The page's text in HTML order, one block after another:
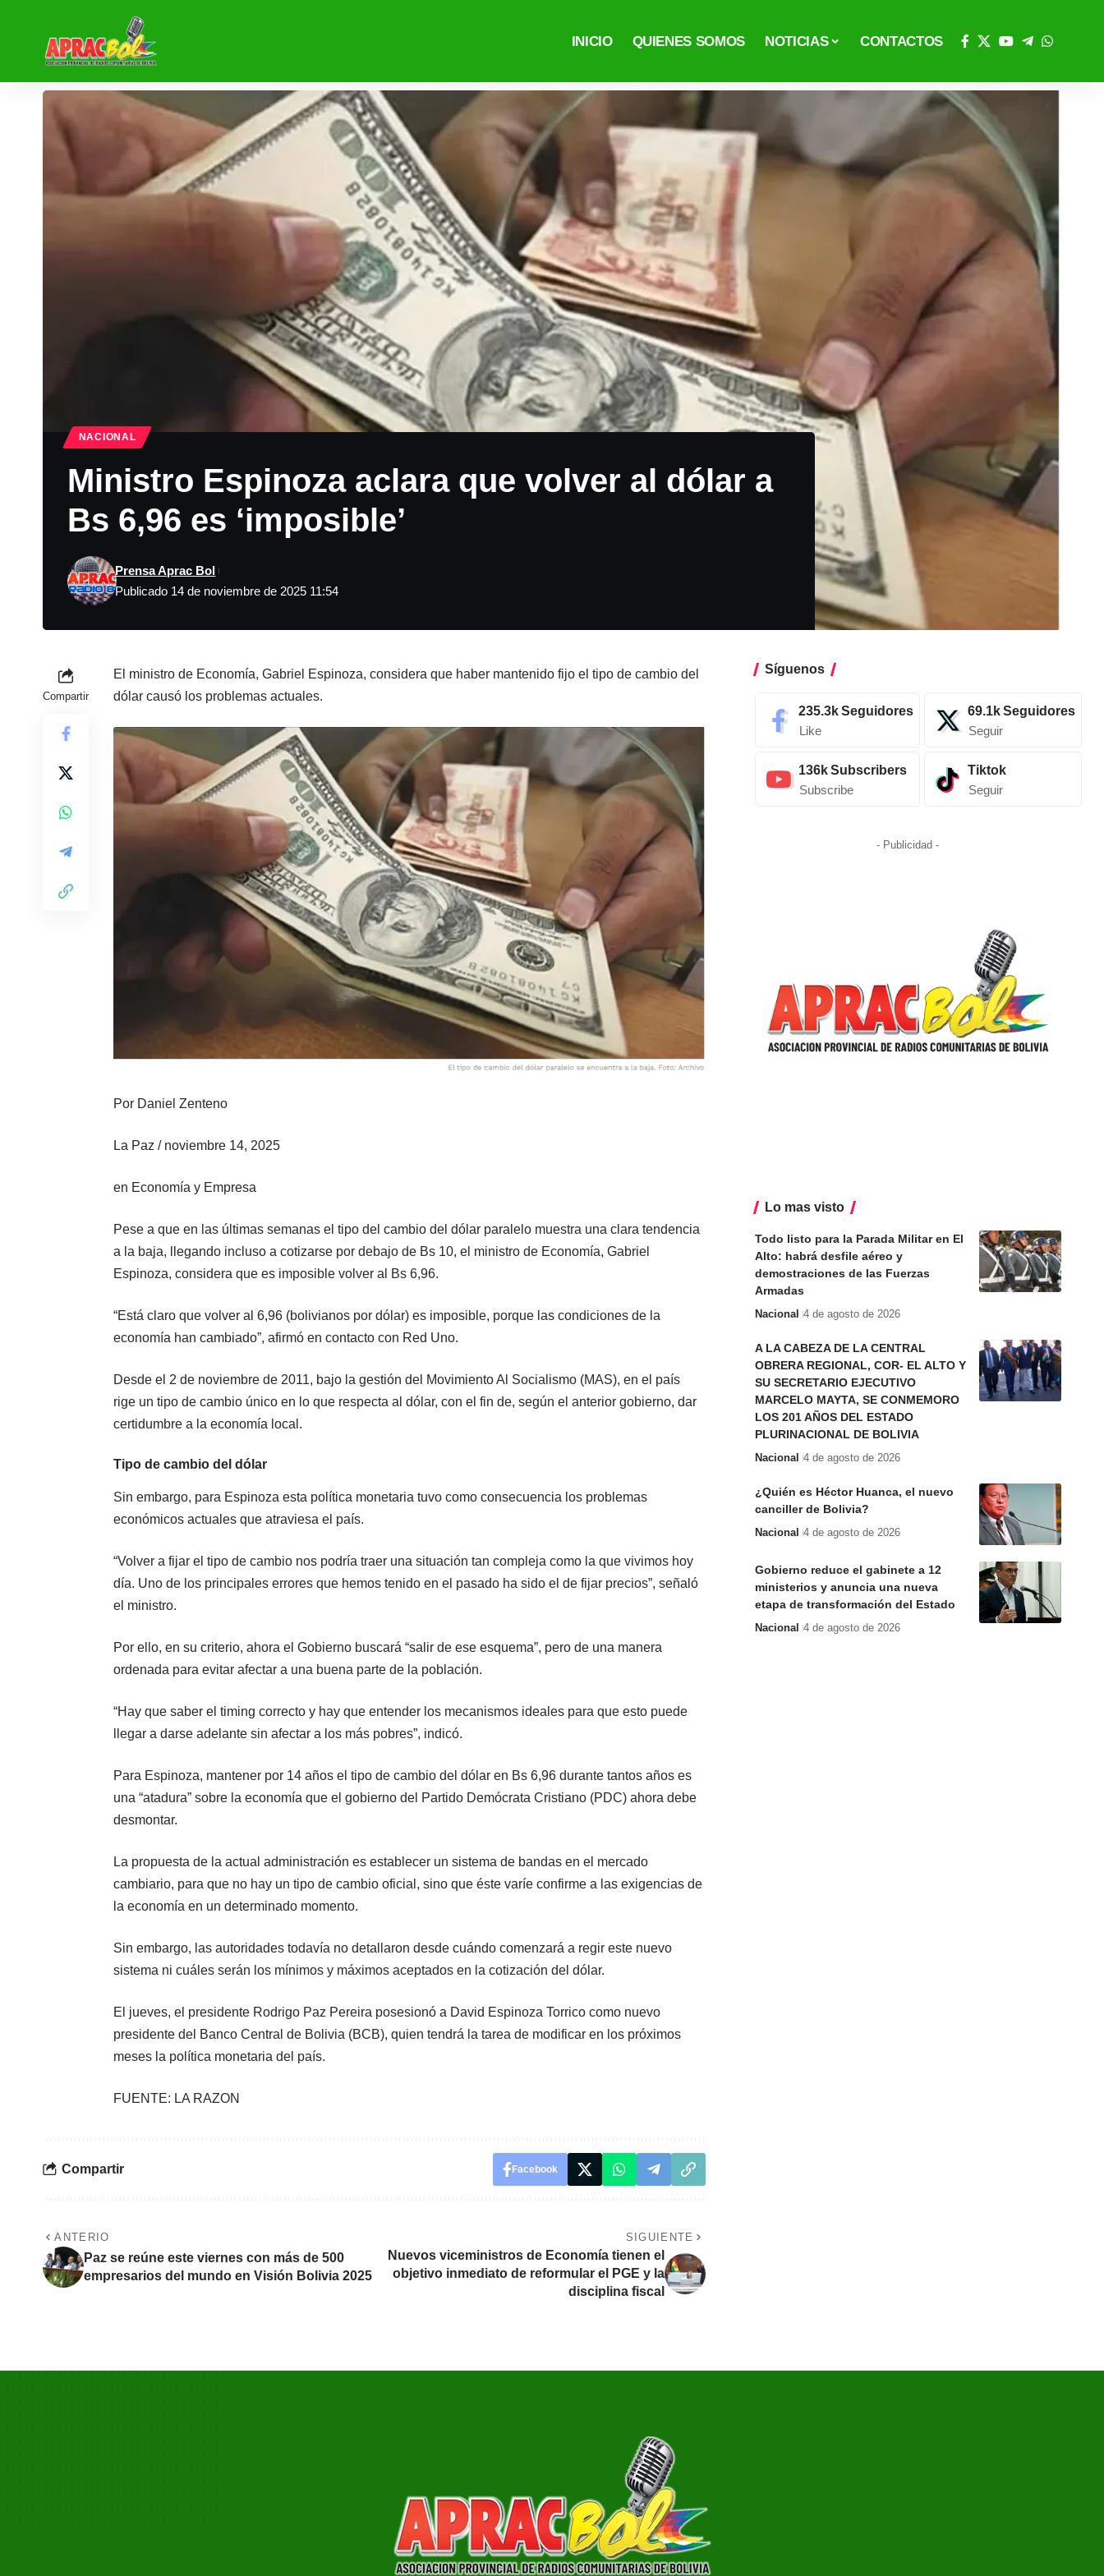
INICIO QUIENES SOMOS NOTICIAS CONTACTOS
NACIONAL
Ministro Espinoza aclara que volver al dólar a
Bs 6,96 es ‘imposible’
Publicado 14 de noviembre de 2025 11:54
Prensa Aprac Bol
Compartir
El ministro de Economía, Gabriel Espinoza, considera que haber mantenido fijo el tipo de cambio del
dólar causó los problemas actuales.
Por Daniel Zenteno
La Paz / noviembre 14, 2025
en Economía y Empresa
Pese a que en las últimas semanas el tipo del cambio del dólar paralelo muestra una clara tendencia
a la baja, llegando incluso a cotizarse por debajo de Bs 10, el ministro de Economía, Gabriel
Espinoza, considera que es imposible volver al Bs 6,96.
“Está claro que volver al 6,96 (bolivianos por dólar) es imposible, porque las condiciones de la
economía han cambiado”, afirmó en contacto con Red Uno.
Desde el 2 de noviembre de 2011, bajo la gestión del Movimiento Al Socialismo (MAS), en el país
rige un tipo de cambio único en lo que respecta al dólar, con el fin de, según el anterior gobierno, dar
certidumbre a la economía local.
Tipo de cambio del dólar
Sin embargo, para Espinoza esta política monetaria tuvo como consecuencia los problemas
económicos actuales que atraviesa el país.
“Volver a fijar el tipo de cambio nos podría traer una situación tan compleja como la que vivimos hoy
día. Uno de los principales errores que hemos tenido en el pasado ha sido el de fijar precios”, señaló
el ministro.
Por ello, en su criterio, ahora el Gobierno buscará “salir de ese esquema”, pero de una manera
ordenada para evitar afectar a una buena parte de la población.
“Hay que saber el timing correcto y hay que entender los mecanismos ideales para que esto puede
llegar a darse adelante sin afectar a los más pobres”, indicó.
Para Espinoza, mantener por 14 años el tipo de cambio del dólar en Bs 6,96 durante tantos años es
una “atadura” sobre la economía que el gobierno del Partido Demócrata Cristiano (PDC) ahora debe
desmontar.
La propuesta de la actual administración es establecer un sistema de bandas en el mercado
cambiario, para que no hay un tipo de cambio oficial, sino que éste varíe confirme a las exigencias de
la economía en un determinado momento.
Sin embargo, las autoridades todavía no detallaron desde cuándo comenzará a regir este nuevo
sistema ni cuáles serán los mínimos y máximos aceptados en la cotización del dólar.
El jueves, el presidente Rodrigo Paz Pereira posesionó a David Espinoza Torrico como nuevo
presidente del Banco Central de Bolivia (BCB), quien tendrá la tarea de modificar en los próximos
meses la política monetaria del país.
FUENTE: LA RAZON
Compartir Facebook
ANTERIO
Paz se reúne este viernes con más de 500
empresarios del mundo en Visión Bolivia 2025
SIGUIENTE
Nuevos viceministros de Economía tienen el
objetivo inmediato de reformular el PGE y la
disciplina fiscal
Síguenos
235.3kSeguidores
Like
69.1kSeguidores
Seguir
136kSubscribers
Subscribe
Tiktok
Seguir
- Publicidad -
Lo mas visto
Todo listo para la Parada Militar en El
Alto: habrá desfile aéreo y
demostraciones de las Fuerzas
Armadas
Nacional 4 de agosto de 2026
A LA CABEZA DE LA CENTRAL
OBRERA REGIONAL, COR- EL ALTO Y
SU SECRETARIO EJECUTIVO
MARCELO MAYTA, SE CONMEMORO
LOS 201 AÑOS DEL ESTADO
PLURINACIONAL DE BOLIVIA
Nacional 4 de agosto de 2026
¿Quién es Héctor Huanca, el nuevo
canciller de Bolivia?
Nacional 4 de agosto de 2026
Gobierno reduce el gabinete a 12
ministerios y anuncia una nueva
etapa de transformación del Estado
Nacional 4 de agosto de 2026